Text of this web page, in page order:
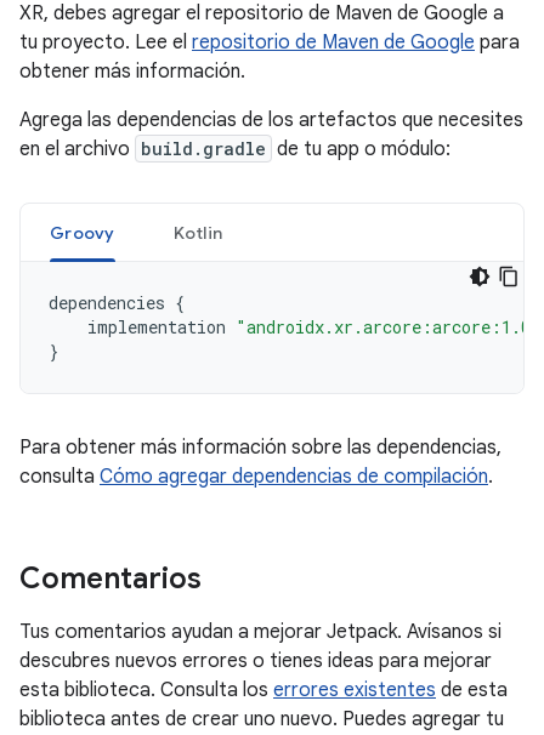
XR, debes agregar el repositorio de Maven de Google a
tu proyecto. Lee el repositorio de Maven de Google para
obtener más información.
Agrega las dependencias de los artefactos que necesites
en el archivo build.gradle de tu app o módulo:
Groovy Kotlin
dependencies {
implementation
}
Para obtener más información sobre las dependencias,
consulta Cómo agregar dependencias de compilación.
Comentarios
Tus comentarios ayudan a mejorar Jetpack. Avísanos si
descubres nuevos errores o tienes ideas para mejorar
esta biblioteca. Consulta los errores existentes de esta
biblioteca antes de crear uno nuevo. Puedes agregar tu